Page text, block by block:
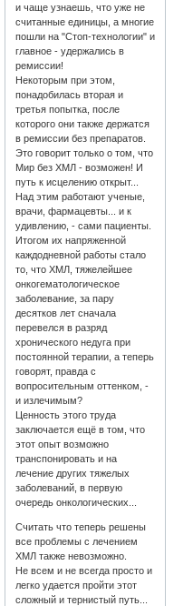
и чаще узнаешь, что уже не
считанные единицы, а многие
пошли на "Стоп-технологии" и
главное - удержались в
ремиссии!
Некоторым при этом,
понадобилась вторая и
третья попытка, после
которого они также держатся
в ремиссии без препаратов.
Это говорит только о том, что
Мир без ХМЛ - возможен! И
путь к исцелению открыт...
Над этим работают ученые,
врачи, фармацевты... и к
удивлению, - сами пациенты.
Итогом их напряженной
каждодневной работы стало
то, что ХМЛ, тяжелейшее
онкогематологическое
заболевание, за пару
десятков лет сначала
перевелся в разряд
хронического недуга при
постоянной терапии, а теперь
говорят, правда с
вопросительным оттенком, -
и излечимым?
Ценность этого труда
заключается ещё в том, что
этот опыт возможно
транспонировать и на
лечение других тяжелых
заболеваний, в первую
очередь онкологических...
Считать что теперь решены
все проблемы с лечением
ХМЛ также невозможно.
Не всем и не всегда просто и
легко удается пройти этот
сложный и тернистый путь...